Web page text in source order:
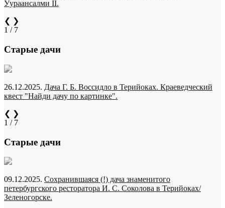
Уураансалми II.
❮ ❯
1 / 7
Старые дачи
26.12.2025. Дача Г. Б. Воссидло в Терийоках. Краеведческий
квест "Найди дачу по картинке".
❮ ❯
1 / 7
Старые дачи
09.12.2025. Сохранившаяся (!) дача знаменитого
петербургского ресторатора И. С. Соколова в Терийоках/
Зеленогорске.